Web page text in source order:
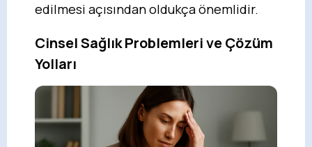
edilmesi açısından oldukça önemlidir.
Cinsel Sağlık Problemleri ve Çözüm
Yolları